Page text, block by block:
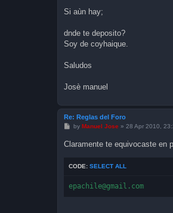
Si aùn hay;
dnde te deposito?
Soy de coyhaique.
Saludos
Josè manuel
Re: Reglas del Foro
P
t
by Manuel Jose » 28 Apr 2010,
Claramente te equivocaste en
CODE: SELECT ALL
epachile@gmail.com